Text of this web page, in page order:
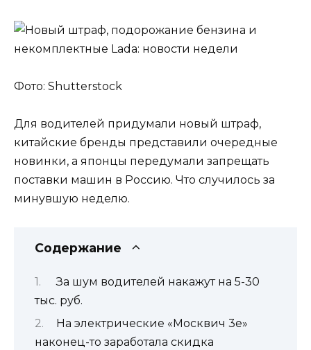
Фото: Shutterstock
Для водителей придумали новый штраф,
китайские бренды представили очередные
новинки, а японцы передумали запрещать
поставки машин в Россию. Что случилось за
минувшую неделю.
Содержание
За шум водителей накажут на 5-30
тыс. руб.
На электрические «Москвич 3е»
наконец-то заработала скидка